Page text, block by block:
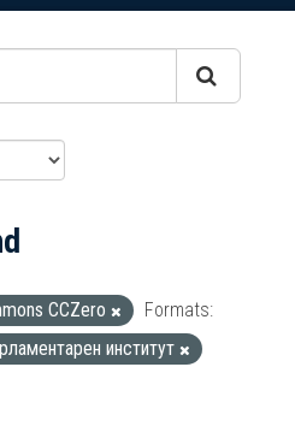
CCZero
Formats:
институт